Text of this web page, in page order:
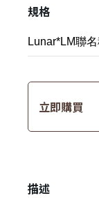
規格
立即購買
描述